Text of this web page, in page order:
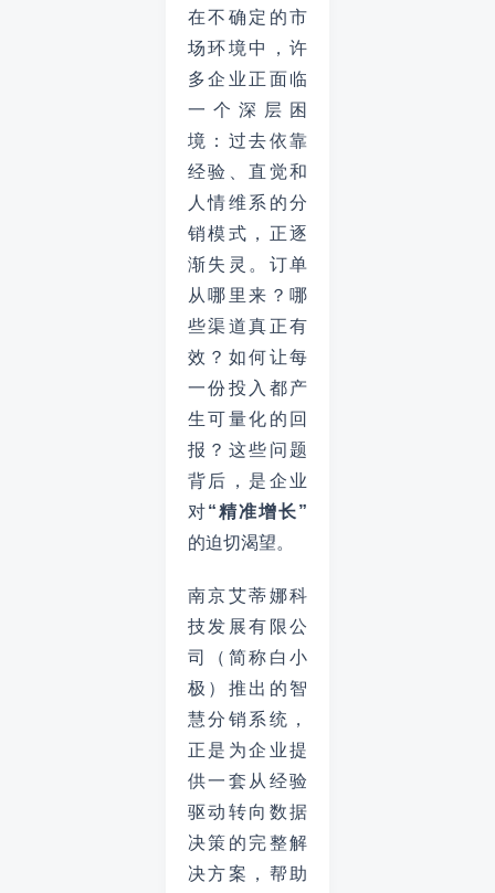
在不确定的市
场环境中，许
多企业正面临
一个深层困
境：过去依靠
经验、直觉和
人情维系的分
销模式，正逐
渐失灵。订单
从哪里来？哪
些渠道真正有
效？如何让每
一份投入都产
生可量化的回
报？这些问题
背后，是企业
对“精准增长”
的迫切渴望。
南京艾蒂娜科
技发展有限公
司（简称白小
极）推出的智
慧分销系统，
正是为企业提
供一套从经验
驱动转向数据
决策的完整解
决方案，帮助